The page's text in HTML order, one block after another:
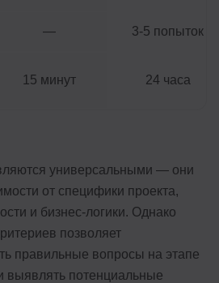
— 3-5 попыток
15 минут 24 часа
универсальными — они
от специфики проекта,
и бизнес-логики. Однако
позволяет
правильные вопросы на этапе
выявлять потенциальные